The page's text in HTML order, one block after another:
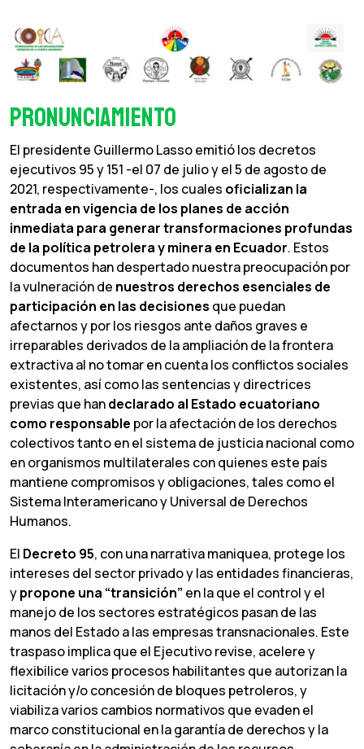
PRONUNCIAMIENTO
El presidente Guillermo Lasso emitió los decretos
ejecutivos 95 y 151 -el 07 de julio y el 5 de agosto de
2021, respectivamente-, los cuales oficializan la
entrada envigencia de los planes de acción
inmediata para generartransformaciones profundas
de la política petrolerayminera en Ecuador. Estos
documentos han despertado nuestra preocupación por
la vulneración de nuestros derechos esenciales de
participación en las decisiones que puedan
afectarnos y por los riesgos ante daños graves e
irreparables derivados de la ampliación de la frontera
extractiva al no tomar en cuenta los conflictos sociales
existentes, así como las sentencias y directrices
previas que handeclarado al Estado ecuatoriano
como responsable por la afectación de los derechos
colectivos tanto en el sistema de justicia nacional como
en organismos multilaterales con quienes este país
mantiene compromisos y obligaciones, tales como el
Sistema Interamericano y Universal de Derechos
Humanos.
El Decreto 95, con una narrativa maniquea, protege los
intereses del sector privado y las entidades financieras,
ypropone una “transición” en la que el control y el
manejo de los sectores estratégicos pasan de las
manos del Estado a las empresas transnacionales. Este
traspaso implica que el Ejecutivo revise, acelere y
flexibilice varios procesos habilitantes que autorizan la
licitación y/o concesión de bloques petroleros, y
viabiliza varios cambios normativos que evaden el
marco constitucional en la garantía de derechos y la